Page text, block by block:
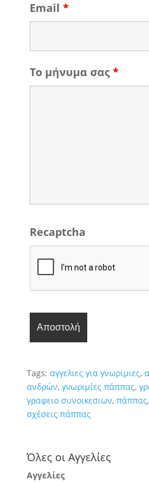
Email *
Το μήνυμα σας *
Recaptcha
Tags: αγγελιες για γνωριμιες,
ανδρών, γνωριμίες πάππας,
γραφειο συνοικεσιων, πάππας,
σχέσεις πάππας
Όλες οι Αγγελίες
Αγγελίες